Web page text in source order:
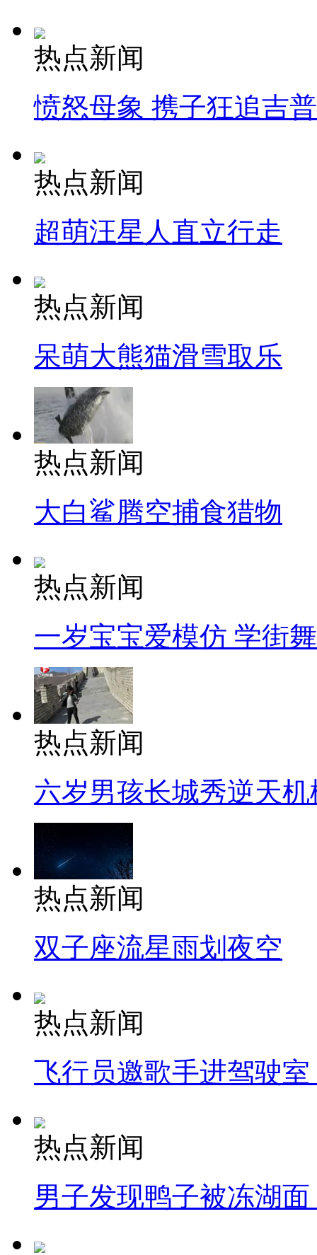
热点新闻
愤怒母象 携子狂追吉
热点新闻
超萌汪星人直立行走
热点新闻
呆萌大熊猫滑雪取乐
热点新闻
大白鲨腾空捕食猎物
热点新闻
一岁宝宝爱模仿 学街
热点新闻
六岁男孩长城秀逆天机
热点新闻
双子座流星雨划夜空
热点新闻
飞行员邀歌手进驾驶
热点新闻
男子发现鸭子被冻湖